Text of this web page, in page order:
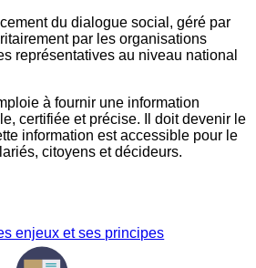
du dialogue social, géré par
par les organisations
représentatives au niveau national
à fournir une information
certifiée et précise. Il doit devenir le
information est accessible pour le
citoyens et décideurs.
enjeux et ses principes